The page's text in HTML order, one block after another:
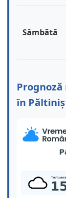
Sâmbătă
în Păltiniș